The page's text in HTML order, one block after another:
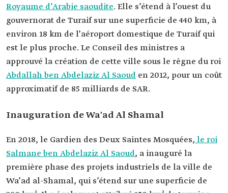
Royaume d’Arabie saoudite. Elle s’étend à l’ouest du
gouvernorat de Turaif sur une superficie de 440 km, à
environ 18 km de l’aéroport domestique de Turaif qui
est le plus proche. Le Conseil des ministres a
approuvé la création de cette ville sous le règne du roi
Abdallah ben Abdelaziz Al Saoud en 2012, pour un coût
approximatif de 85 milliards de SAR.
Inauguration de Wa'ad Al Shamal
En 2018, le Gardien des Deux Saintes Mosquées, le roi
Salmane ben Abdelaziz Al Saoud, a inauguré la
première phase des projets industriels de la ville de
Wa’ad al-Shamal, qui s’étend sur une superficie de